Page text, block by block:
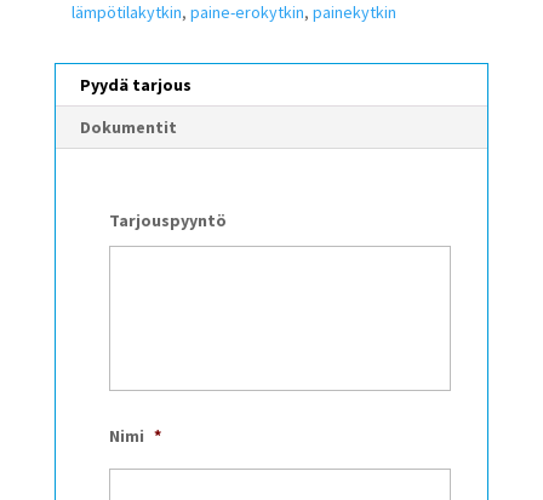
lämpötilakytkin, paine-erokytkin, painekytkin
Pyydä tarjous
Dokumentit
Tarjouspyyntö
Nimi *